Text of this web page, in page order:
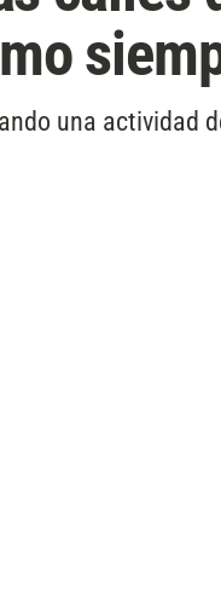
una actividad